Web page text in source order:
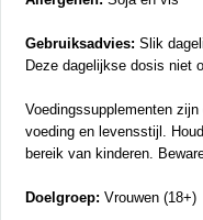
Gebruiksadvies: Slik
Deze dagelijkse dosis niet
Voedingssupplementen
voeding en levensstijl.
bereik van kinderen.
Doelgroep: Vrouwen (18+)